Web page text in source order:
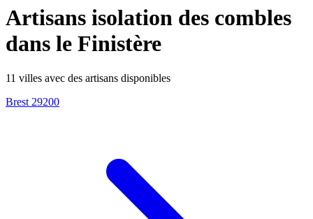
Artisans isolation des combles
dans le Finistère
11 villes avec des artisans disponibles
Brest 29200